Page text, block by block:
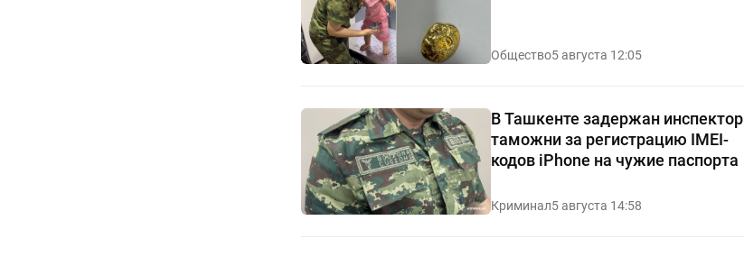
Общество5 августа 12:05
В Ташкенте задержан инспектор
таможни за регистрацию IMEI-
кодов iPhone на чужие паспорта
Криминал5 августа 14:58